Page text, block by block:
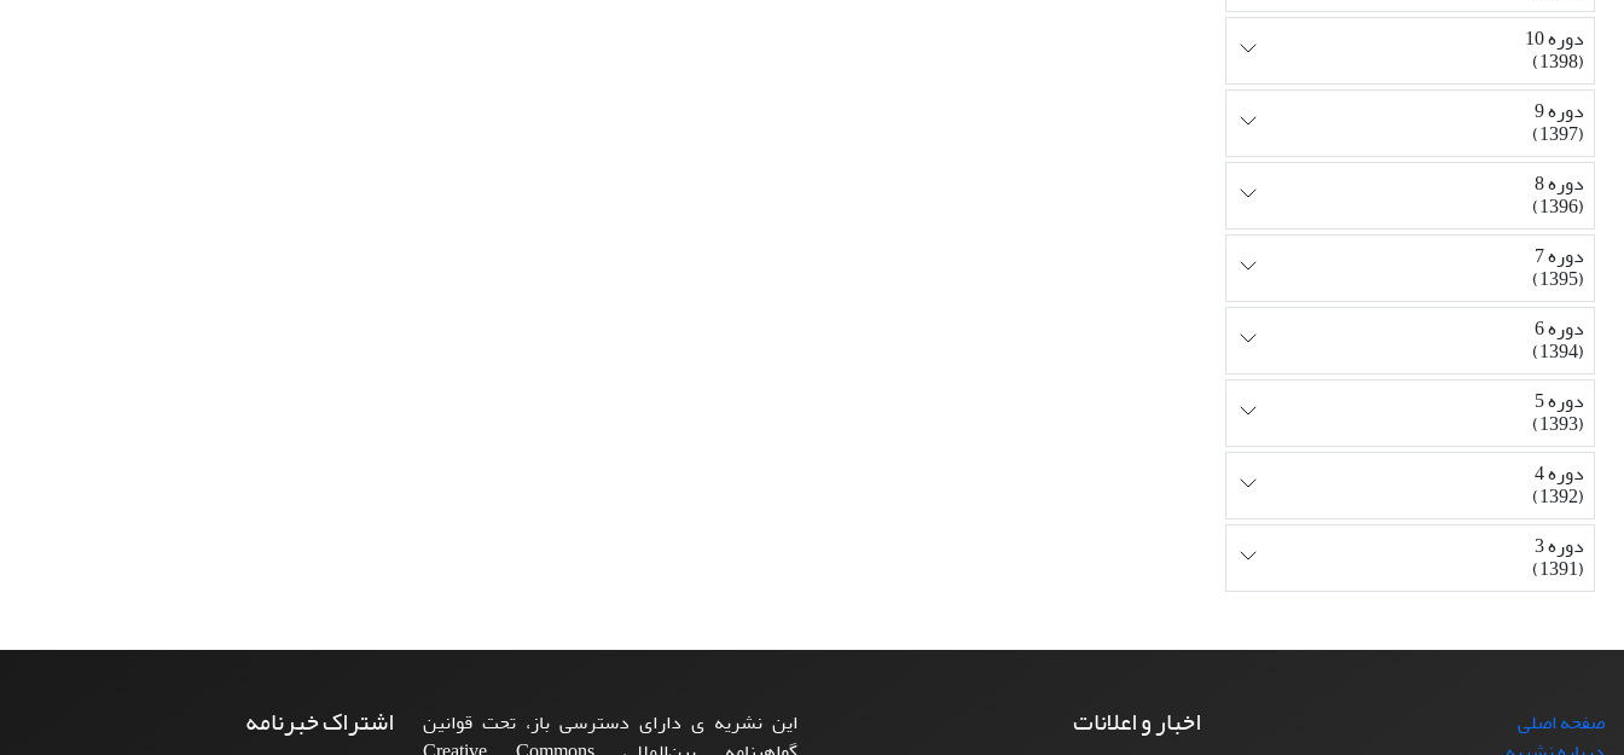
دوره 10
(1398)
دوره 9
(1397)
دوره 8
(1396)
دوره 7
(1395)
دوره 6
(1394)
دوره 5
(1393)
دوره 4
(1392)
دوره 3
(1391)
صفحه اصلی
اخبار و اعلانات
این نشریه ی دارای دسترسی باز، تحت قوانین
اشتراک خبرنامه